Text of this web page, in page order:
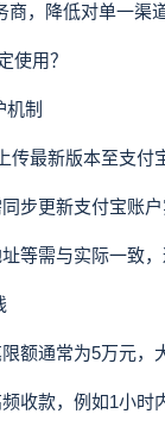
，降低对单一渠道
用？
制
最新版本至支付宝
更新支付宝账户
需与实际一致，
通常为5万元，
款，例如1小时内